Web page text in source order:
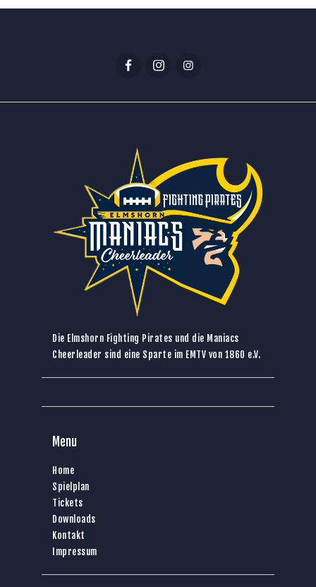
Die Elmshorn Fighting Pirates und die Maniacs
Cheerleader sind eine Sparte im EMTV von 1860 e.V.
Menu
Home
Spielplan
Tickets
Downloads
Kontakt
Impressum